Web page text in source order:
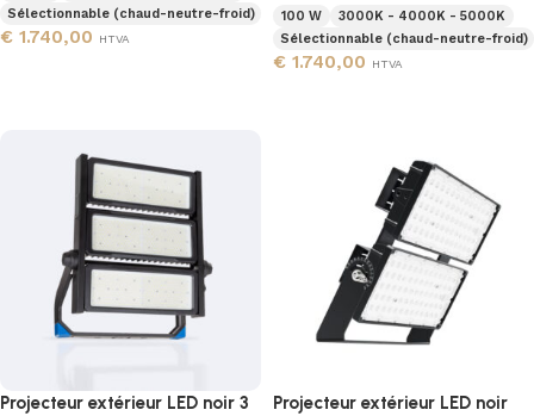
Sélectionnable (chaud-neutre-froid)
€ 1.740,00 HTVA
100 W
3000K - 4000K - 5000K
Sélectionnable (chaud-neutre-froid)
€ 1.740,00 HTVA
Projecteur extérieur LED noir 3
Projecteur extérieur LED noir